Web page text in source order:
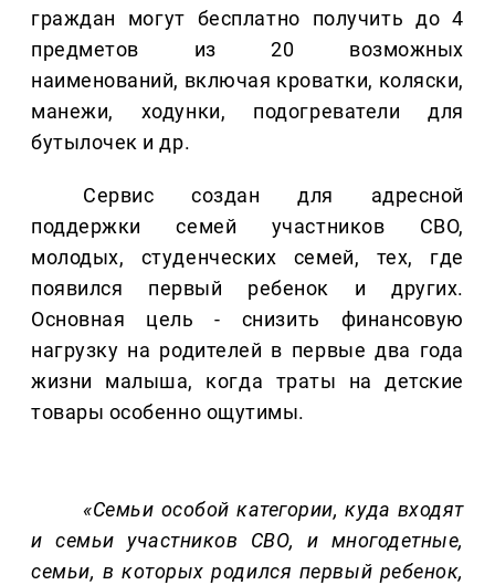
граждан могут бесплатно получить до 4
предметов из 20 возможных
наименований, включая кроватки, коляски,
манежи, ходунки, подогреватели для
бутылочек и др.
Сервис создан для адресной
поддержки семей участников СВО,
молодых, студенческих семей, тех, где
появился первый ребенок и других.
Основная цель - снизить финансовую
нагрузку на родителей в первые два года
жизни малыша, когда траты на детские
товары особенно ощутимы.
«Семьи особой категории, куда входят
и семьи участников СВО, и многодетные,
семьи, в которых родился первый ребенок,